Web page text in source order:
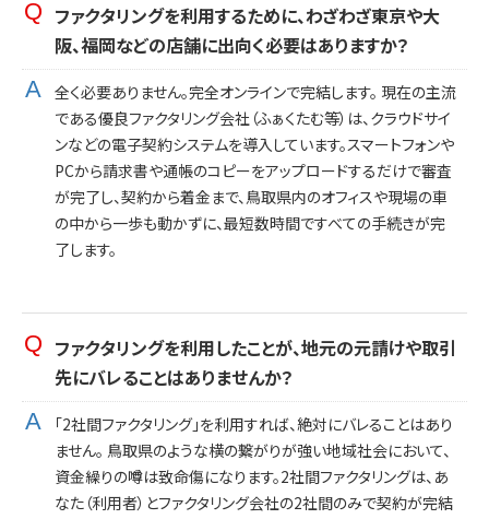
ファクタリングを利用するために、わざわざ東京や大
阪、福岡などの店舗に出向く必要はありますか？
全く必要ありません。完全オンラインで完結します。 現在の主流
である優良ファクタリング会社（ふぁくたむ等）は、クラウドサイ
ンなどの電子契約システムを導入しています。スマートフォンや
PCから請求書や通帳のコピーをアップロードするだけで審査
が完了し、契約から着金まで、鳥取県内のオフィスや現場の車
の中から一歩も動かずに、最短数時間ですべての手続きが完
了します。
ファクタリングを利用したことが、地元の元請けや取引
先にバレることはありませんか？
「2社間ファクタリング」を利用すれば、絶対にバレることはあり
ません。 鳥取県のような横の繋がりが強い地域社会において、
資金繰りの噂は致命傷になります。2社間ファクタリングは、あ
なた（利用者）とファクタリング会社の2社間のみで契約が完結